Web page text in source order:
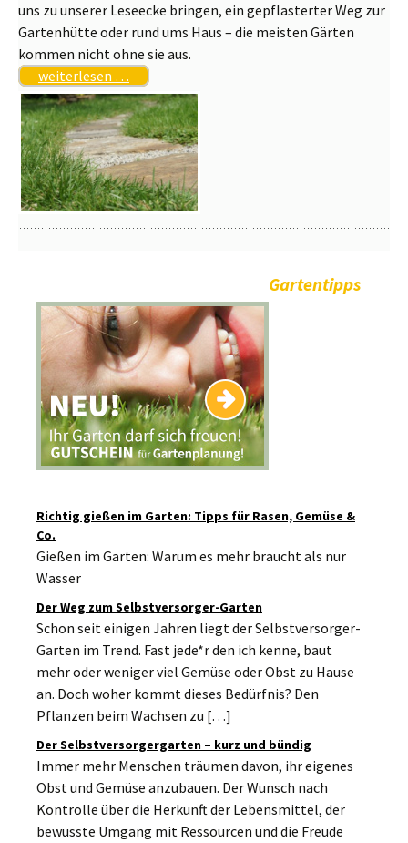
uns zu unserer Leseecke bringen, ein gepflasterter Weg zur
Gartenhütte oder rund ums Haus – die meisten Gärten
kommen nicht ohne sie aus.
weiterlesen …
Gartentipps
Richtig gießen im Garten: Tipps für Rasen, Gemüse &
Co.
Gießen im Garten: Warum es mehr braucht als nur
Wasser
Der Weg zum Selbstversorger-Garten
Schon seit einigen Jahren liegt der Selbstversorger-
Garten im Trend. Fast jede*r den ich kenne, baut
mehr oder weniger viel Gemüse oder Obst zu Hause
an. Doch woher kommt dieses Bedürfnis? Den
Pflanzen beim Wachsen zu […]
Der Selbstversorgergarten – kurz und bündig
Immer mehr Menschen träumen davon, ihr eigenes
Obst und Gemüse anzubauen. Der Wunsch nach
Kontrolle über die Herkunft der Lebensmittel, der
bewusste Umgang mit Ressourcen und die Freude